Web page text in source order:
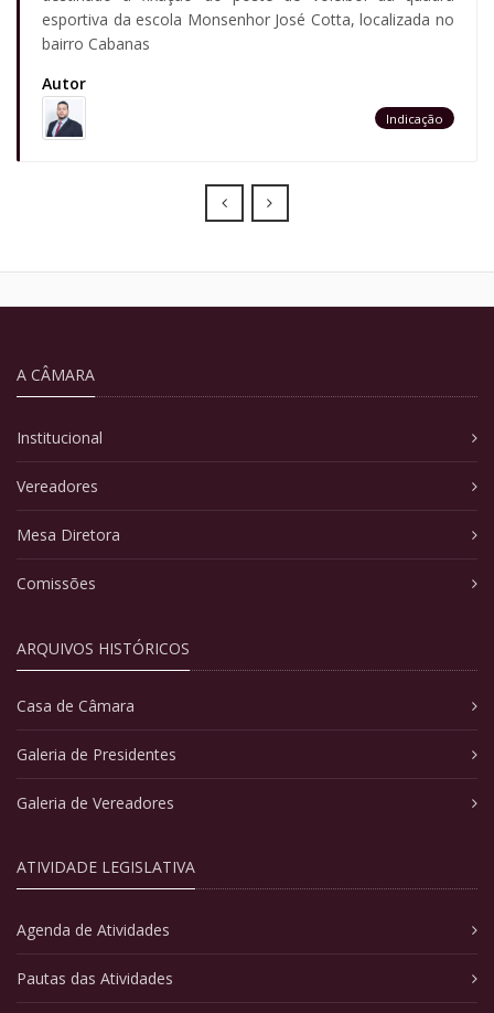
esportiva da escola Monsenhor José Cotta, localizada no
bairro Cabanas
Autor
Indicação
Prev Next
A CÂMARA
Institucional
Vereadores
Mesa Diretora
Comissões
ARQUIVOS HISTÓRICOS
Casa de Câmara
Galeria de Presidentes
Galeria de Vereadores
ATIVIDADE LEGISLATIVA
Agenda de Atividades
Pautas das Atividades